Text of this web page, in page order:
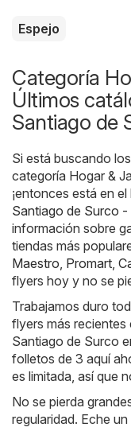
Espejo
Categoría
Últimos
Santiago de
Si está buscando
categoría Hogar &
¡entonces está en
Santiago de Surco
información sobre
tiendas más
Maestro Promart
flyers hoy y no se
Trabajamos duro
flyers más recientes
Santiago de Surco
folletos de 3 aquí
es limitada, así que
No se pierda
regularidad. Eche